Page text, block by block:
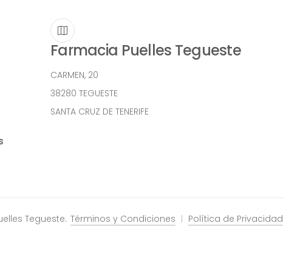
Farmacia Puelles Tegueste
CARMEN, 20
38280 TEGUESTE
SANTA CRUZ DE TENERIFE
Tegueste. Términos y Condiciones Política de Privacidad